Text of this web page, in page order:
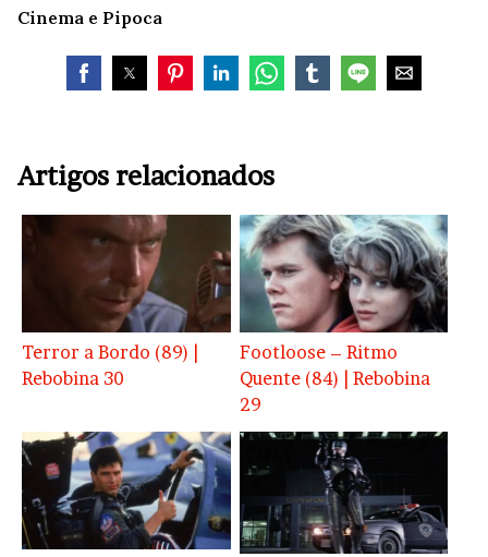
Cinema e Pipoca
Artigos relacionados
Terror a Bordo (89) |
Rebobina 30
Footloose – Ritmo
Quente (84) | Rebobina
29